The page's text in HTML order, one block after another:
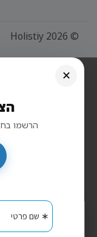
© 2026 Holistiy
✕
הרשמו בחינם וקבלו 5%
הוליסטי קר - חנות